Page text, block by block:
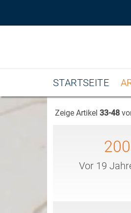
STARTSEITE
Zeige Artikel 33-48
Vor 19